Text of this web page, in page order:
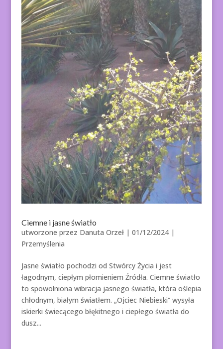
Ciemne i jasne światło
utworzone przez Danuta Orzeł| 01/12/2024|
Przemyślenia
Jasne światło pochodzi od Stwórcy Życia i jest
łagodnym, ciepłym płomieniem Źródła. Ciemne światło
to spowolniona wibracja jasnego światła, która oślepia
chłodnym, białym światłem. „Ojciec Niebieski” wysyła
iskierki świecącego błękitnego i ciepłego światła do
dusz...